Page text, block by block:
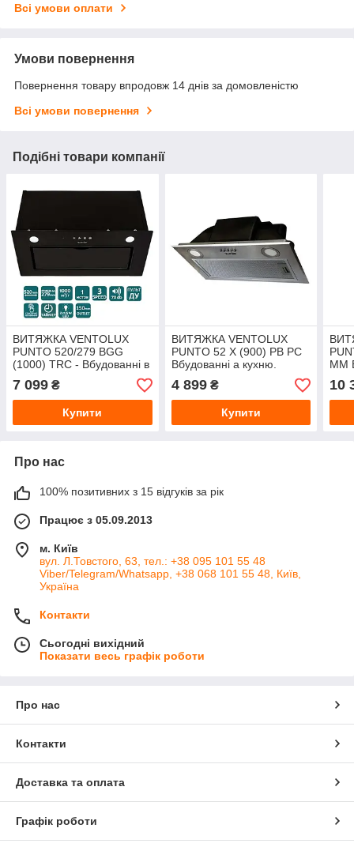
Всі умови оплати
Умови повернення
Повернення товару впродовж 14 днів за домовленістю
Всі умови повернення
Подібні товари компанії
ВИТЯЖКА VENTOLUX
PUNTO 520/279 BGG
(1000) TRC - Вбудованні в
кухню. Витяжка кухонна в
Україні. *ЗНИЖКА В
ОПИСІ.
7 099 ₴
Купити
ВИТЯЖКА VENTOLUX
PUNTO 52 X (900) PB PC
Вбудованні а кухню.
Витяжка кухонна в Україні.
*ЗНИЖКА В ОПИСІ.
4 899₴
Купити
MM
10
Про нас
100% позитивних з 15 відгуків за рік
Працює з 05.09.2013
м. Київ
вул. Л.Товстого, 63, тел.: +38 095 101 55 48
Viber/Telegram/Whatsapp, +38 068 101 55 48, Київ,
Україна
Контакти
Сьогодні вихідний
Показати весь графік роботи
Про нас
Контакти
Доставка та оплата
Графік роботи